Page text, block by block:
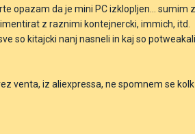
opazam da je mini PC izklopljen...
z raznimi kontejnercki, immich, itd.
so kitajcki nanj nasneli in kaj so
venta, iz aliexpressa, ne spomnem se